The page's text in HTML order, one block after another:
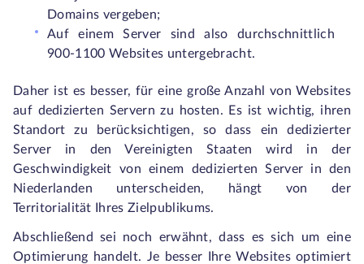
Domains vergeben;
Auf einem Server sind also durchschnittlich
900-1100 Websites untergebracht.
Daher ist es besser, für eine große Anzahl von Websites
auf dedizierten Servern zu hosten. Es ist wichtig, ihren
Standort zu berücksichtigen, so dass ein dedizierter
Server in den Vereinigten Staaten wird in der
Geschwindigkeit von einem dedizierten Server in den
Niederlanden unterscheiden, hängt von der
Territorialität Ihres Zielpublikums.
Abschließend sei noch erwähnt, dass es sich um eine
Optimierung handelt. Je besser Ihre Websites optimiert